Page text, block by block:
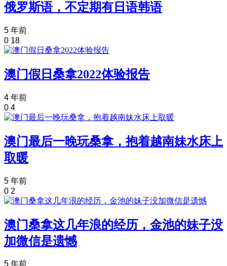
俄罗斯语，不定期有日语韩语
5 年前
0 18
澳门假日桑拿2022体验报告
4 年前
0 4
澳门最后一晚玩桑拿，抱着越南妹水床上
取暖
5 年前
0 2
澳门桑拿这几年浪的经历，金池的妹子没
加微信是遗憾
5 年前